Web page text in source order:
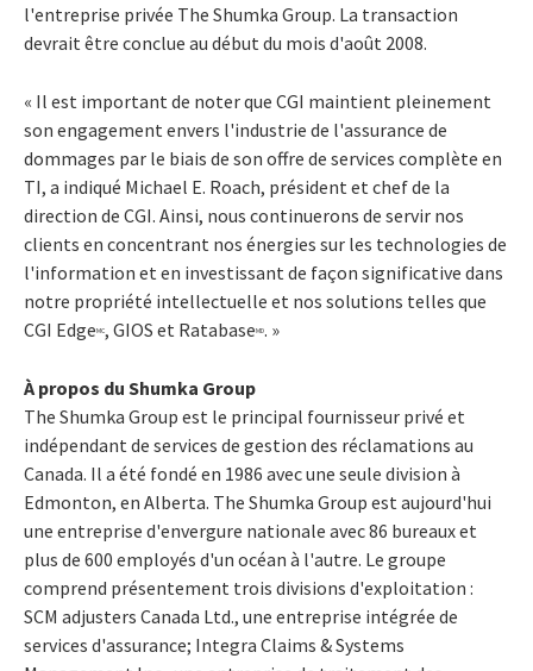
l'entreprise privée The Shumka Group. La transaction
devrait être conclue au début du mois d'août 2008.
« Il est important de noter que CGI maintient pleinement
son engagement envers l'industrie de l'assurance de
dommages par le biais de son offre de services complète en
TI, a indiqué Michael E. Roach, président et chef de la
direction de CGI. Ainsi, nous continuerons de servir nos
clients en concentrant nos énergies sur les technologies de
l'information et en investissant de façon significative dans
notre propriété intellectuelle et nos solutions telles que
CGI EdgeMC, GIOS et RatabaseMD. »
À propos du Shumka Group
The Shumka Group est le principal fournisseur privé et
indépendant de services de gestion des réclamations au
Canada. Il a été fondé en 1986 avec une seule division à
Edmonton, en Alberta. The Shumka Group est aujourd'hui
une entreprise d'envergure nationale avec 86 bureaux et
plus de 600 employés d'un océan à l'autre. Le groupe
comprend présentement trois divisions d'exploitation :
SCM adjusters Canada Ltd., une entreprise intégrée de
services d'assurance; Integra Claims & Systems